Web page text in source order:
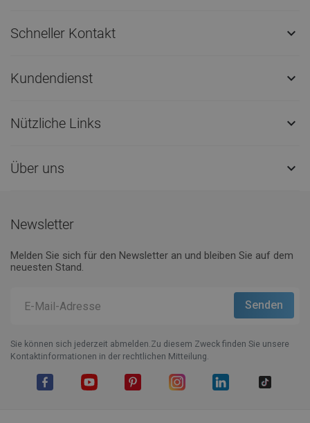
Schneller Kontakt 
Kundendienst 
Nützliche Links 
Über uns 
Newsletter
Melden Sie sich für den Newsletter an und bleiben Sie auf dem
neuesten Stand.
Sie können sich jederzeit abmelden.Zu diesem Zweck finden Sie unsere
Kontaktinformationen in der rechtlichen Mitteilung.